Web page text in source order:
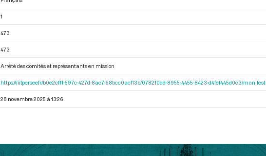
1
473
473
Arrêté des comités et représentants en mission
https://iiif.persee.fr/b0e2cf11-597c-427d-8ac7-68bcc0acf13b/078210dd-8955-4455-8423-d4fef445d0c3/manifest
28 novembre 2025 à 13:26